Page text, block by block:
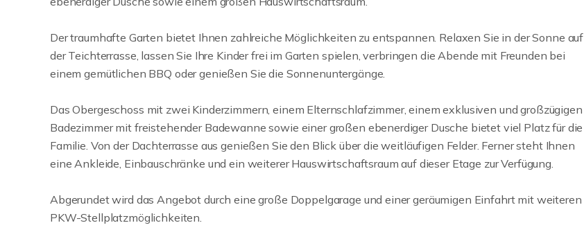
Der traumhafte Garten bietet Ihnen zahlreiche Möglichkeiten zu entspannen. Relaxen Sie in der Sonne auf
der Teichterrasse, lassen Sie Ihre Kinder frei im Garten spielen, verbringen die Abende mit Freunden bei
einem gemütlichen BBQ oder genießen Sie die Sonnenuntergänge.
Das Obergeschoss mit zwei Kinderzimmern, einem Elternschlafzimmer, einem exklusiven und großzügigen
Badezimmer mit freistehender Badewanne sowie einer großen ebenerdiger Dusche bietet viel Platz für die
Familie. Von der Dachterrasse aus genießen Sie den Blick über die weitläufigen Felder. Ferner steht Ihnen
eine Ankleide, Einbauschränke und ein weiterer Hauswirtschaftsraum auf dieser Etage zur Verfügung.
Abgerundet wird das Angebot durch eine große Doppelgarage und einer geräumigen Einfahrt mit weiteren
PKW-Stellplatzmöglichkeiten.